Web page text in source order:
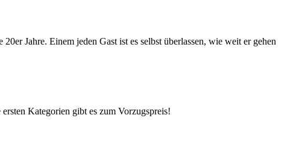
Jahre. Einem jeden Gast ist es selbst überlassen, wie weit er gehen
Kategorien gibt es zum Vorzugspreis!